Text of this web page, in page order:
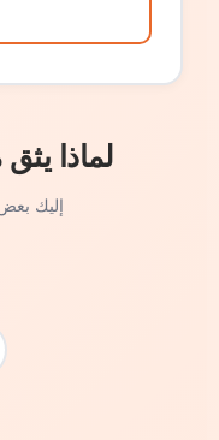
لماذا يثق
إليك